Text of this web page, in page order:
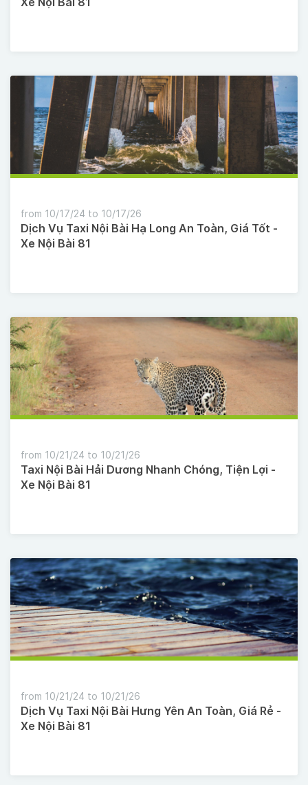
Dịch Vụ Taxi Nội Bài Hạ Long An Toàn, Giá Tốt -
Xe Nội Bài 81
from 10/17/24 to 10/17/26
Taxi Nội Bài Hải Dương Nhanh Chóng, Tiện Lợi -
Xe Nội Bài 81
from 10/21/24 to 10/21/26
Dịch Vụ Taxi Nội Bài Hưng Yên An Toàn, Giá Rẻ -
Xe Nội Bài 81
from 10/21/24 to 10/21/26